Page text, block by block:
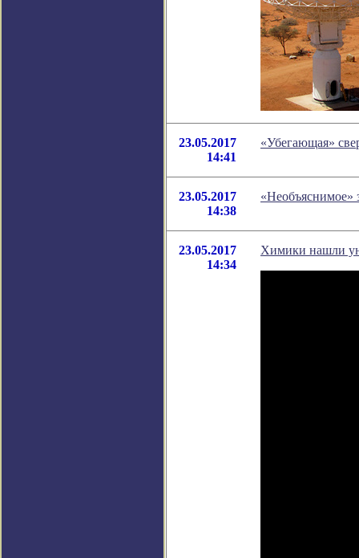
23.05.2017
14:41
«Убегающая»
23.05.2017
14:38
«Необъяснимое»
23.05.2017
14:34
Химики нашли